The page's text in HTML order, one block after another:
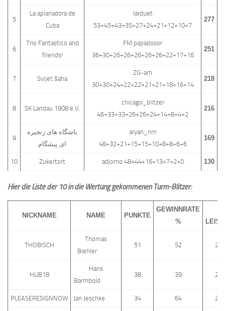
5
La aplanadora de
Cuba
larduet
53+45+43+35+27+24+21+12+10+7
277
6
Trio Fantastico and
friends!
FM papadosor
36+30+26+26+26+26+26+22+17+16
251
7 Svijet šaha
ZG-arh
30+30+24+22+22+21+21+18+16+14
218
8 SK Landau 1908 e.V.
chicago_blitzer
46+33+33+26+26+24+14+8+4+2
216
9
باشگاه های زنجیره
ای پیشگام
aryan_nm
48+32+21+15+15+10+8+8+6+6
169
10 Zukertort adjorno 48+44+16+13+7+2+0 130
Hier die Liste der 10 in die Wertung gekommenen Turm-Blitzer:
NICKNAME NAME PUNKTE
GEWINNRATE
%
THOBISCH
Thomas
Biehler
51 52
HUB18
Hans
Barmbold
38 39
PLEASERESIGNNOW Jan Jeschke 34 64